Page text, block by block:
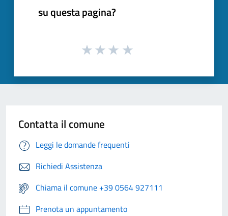
su questa pagina?
Contatta il comune
Leggi le domande frequenti
Richiedi Assistenza
Chiama il comune +39 0564 927111
Prenota un appuntamento